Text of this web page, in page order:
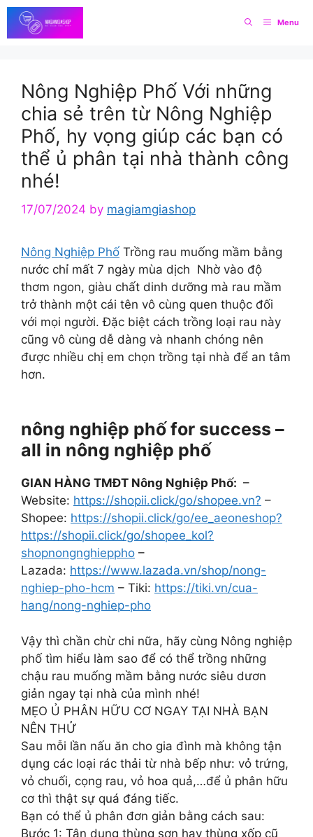
Skip
to
content
Menu
Nông Nghiệp Phố Với những
chia sẻ trên từ Nông Nghiệp
Phố, hy vọng giúp các bạn có
thể ủ phân tại nhà thành công
nhé!
17/07/2024 by magiamgiashop
Nông Nghiệp PhốTrồng rau muống mầm bằng
nước chỉ mất 7 ngày mùa dịch Nhờ vào độ
thơm ngon, giàu chất dinh dưỡng mà rau mầm
trở thành một cái tên vô cùng quen thuộc đối
với mọi người. Đặc biệt cách trồng loại rau này
cũng vô cùng dễ dàng và nhanh chóng nên
được nhiều chị em chọn trồng tại nhà để an tâm
hơn.
nông nghiệp phố for success –
all in nông nghiệp phố
GIAN HÀNG TMĐT Nông Nghiệp Phố: –
Website: https://shopii.click/go/shopee.vn? –
Shopee: https://shopii.click/go/ee_aeoneshop?
https://shopii.click/go/shopee_kol?
shopnongnghieppho –
Lazada: https://www.lazada.vn/shop/nong-
nghiep-pho-hcm – Tiki: https://tiki.vn/cua-
hang/nong-nghiep-pho
Vậy thì chần chừ chi nữa, hãy cùng Nông nghiệp
phố tìm hiểu làm sao để có thể trồng những
chậu rau muống mầm bằng nước siêu dươn
giản ngay tại nhà của mình nhé!
MẸO Ủ PHÂN HỮU CƠ NGAY TẠI NHÀ BẠN
NÊN THỬ
Sau mỗi lần nấu ăn cho gia đình mà không tận
dụng các loại rác thải từ nhà bếp như: vỏ trứng,
vỏ chuối, cọng rau, vỏ hoa quả,…để ủ phân hữu
cơ thì thật sự quá đáng tiếc.
Bạn có thể ủ phân đơn giản bằng cách sau:
Bước 1: Tận dụng thùng sơn hay thùng xốp cũ